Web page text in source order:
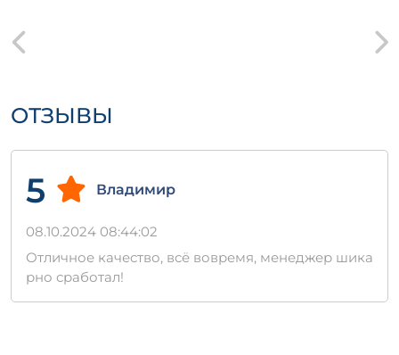
ОТЗЫВЫ
5 Владимир
08.10.2024 08:44:02
Отличное качество, всё вовремя, менеджер шика
рно сработал!